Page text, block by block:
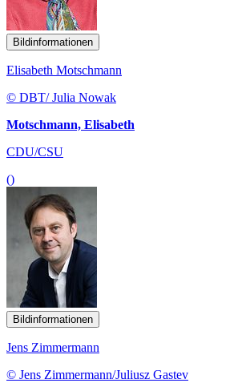
Bildinformationen
Elisabeth Motschmann
© DBT/ Julia Nowak
Motschmann, Elisabeth
CDU/CSU
()
Bildinformationen
Jens Zimmermann
© Jens Zimmermann/Juliusz Gastev